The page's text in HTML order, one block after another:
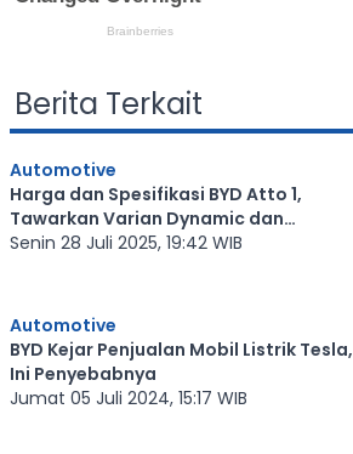
Berita Terkait
Automotive
Harga dan Spesifikasi BYD Atto 1,
Tawarkan Varian Dynamic dan
Premium
Senin 28 Juli 2025, 19:42 WIB
Automotive
BYD Kejar Penjualan Mobil Listrik Tesla,
Ini Penyebabnya
Jumat 05 Juli 2024, 15:17 WIB